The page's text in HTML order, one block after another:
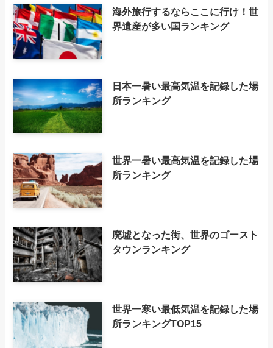
海外旅行するならここに行け！世
界遺産が多い国ランキング
日本一暑い最高気温を記録した場
所ランキング
世界一暑い最高気温を記録した場
所ランキング
廃墟となった街、世界のゴースト
タウンランキング
世界一寒い最低気温を記録した場
所ランキングTOP15